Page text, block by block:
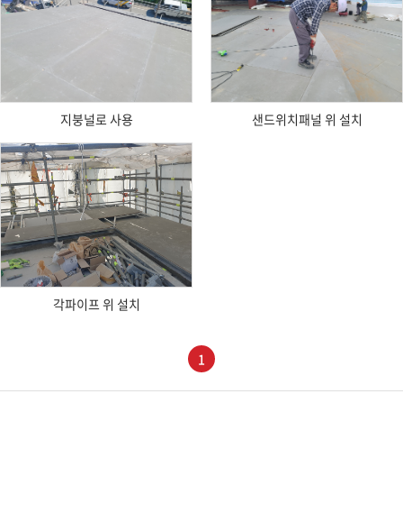
지붕널로 사용
샌드위치패널 위 설치
Download
각파이프 위 설치
1